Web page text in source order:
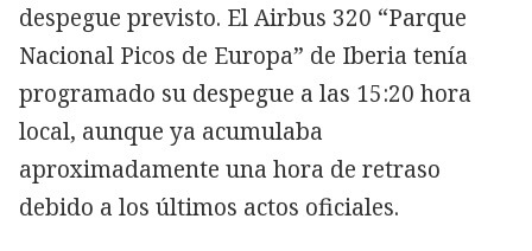
despegue previsto. El Airbus 320 “Parque
Nacional Picos de Europa” de Iberia tenía
programado su despegue a las 15:20 hora
local, aunque ya acumulaba
aproximadamente una hora de retraso
debido a los últimos actos oficiales.